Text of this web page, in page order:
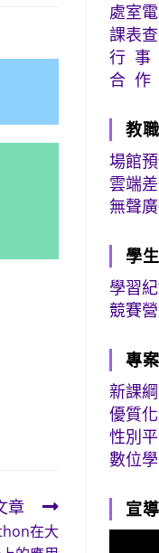
章
在大
處室
課表
行 事
合 作
教
場館
雲端
無聲
學
學習
競賽
專
新課
優質
性別
數位
宣